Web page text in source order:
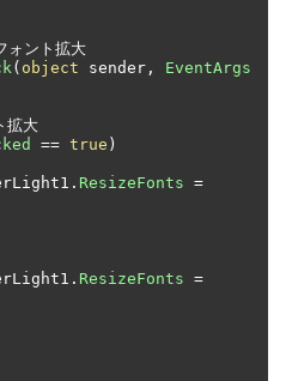
ォント拡大
( object sender ,
EventArgs
拡大
== true )
c1SizerLight1
. ResizeFonts =
c1SizerLight1
. ResizeFonts =